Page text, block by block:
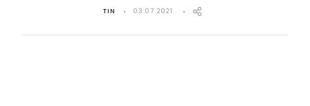
TIN 03.07.2021.